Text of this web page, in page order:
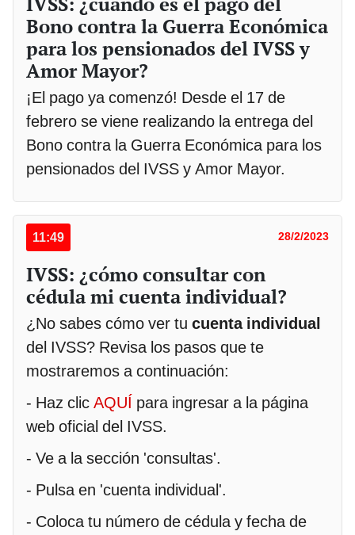
Bono contra la Guerra Económica
para los pensionados del IVSS y
Amor Mayor?
¡El pago ya comenzó! Desde el 17 de
febrero se viene realizando la entrega del
Bono contra la Guerra Económica para los
pensionados del IVSS y Amor Mayor.
11:49 28/2/2023
IVSS: ¿cómo consultar con
cédula mi cuenta individual?
¿No sabes cómo ver tu cuenta individual
del IVSS? Revisa los pasos que te
mostraremos a continuación:
- Haz clic AQUÍ para ingresar a la página
web oficial del IVSS.
- Ve a la sección 'consultas'.
- Pulsa en 'cuenta individual'.
- Coloca tu número de cédula y fecha de